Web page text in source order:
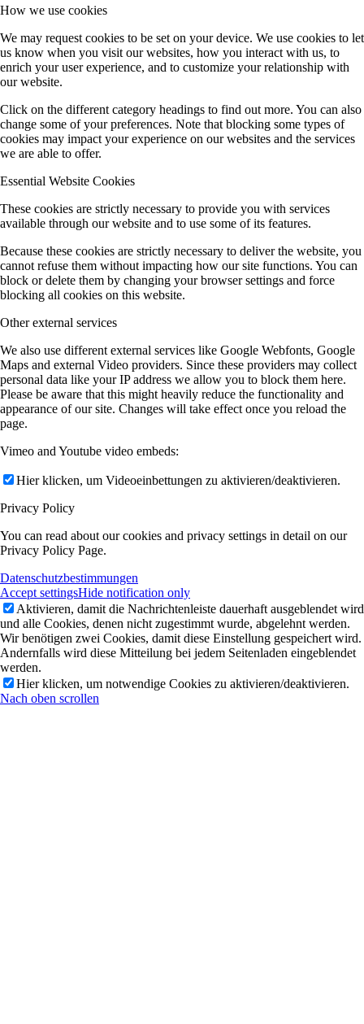
How we use cookies
We may request cookies to be set on your device. We use cookies to let
us know when you visit our websites, how you interact with us, to
enrich your user experience, and to customize your relationship with
our website.
Click on the different category headings to find out more. You can also
change some of your preferences. Note that blocking some types of
cookies may impact your experience on our websites and the services
we are able to offer.
Essential Website Cookies
These cookies are strictly necessary to provide you with services
available through our website and to use some of its features.
Because these cookies are strictly necessary to deliver the website, you
cannot refuse them without impacting how our site functions. You can
block or delete them by changing your browser settings and force
blocking all cookies on this website.
Other external services
We also use different external services like Google Webfonts, Google
Maps and external Video providers. Since these providers may collect
personal data like your IP address we allow you to block them here.
Please be aware that this might heavily reduce the functionality and
appearance of our site. Changes will take effect once you reload the
page.
Vimeo and Youtube video embeds:
Hier klicken, um Videoeinbettungen zu aktivieren/deaktivieren.
Privacy Policy
You can read about our cookies and privacy settings in detail on our
Privacy Policy Page.
Datenschutzbestimmungen
Accept settingsHide notification only
Aktivieren, damit die Nachrichtenleiste dauerhaft ausgeblendet wird
und alle Cookies, denen nicht zugestimmt wurde, abgelehnt werden.
Wir benötigen zwei Cookies, damit diese Einstellung gespeichert wird.
Andernfalls wird diese Mitteilung bei jedem Seitenladen eingeblendet
werden.
Hier klicken, um notwendige Cookies zu aktivieren/deaktivieren.
Nach oben scrollen